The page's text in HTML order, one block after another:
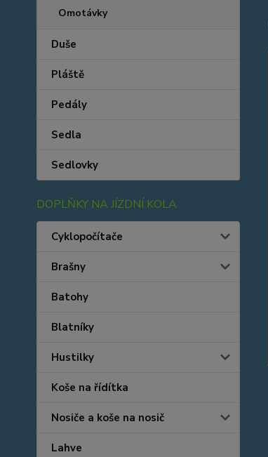
Omotávky
Duše
Pláště
Pedály
Sedla
Sedlovky
DOPLŇKY NA JÍZDNÍ KOLA
Cyklopočítače
Brašny
Batohy
Blatníky
Hustilky
Koše na řídítka
Nosiče a koše na nosič
Lahve